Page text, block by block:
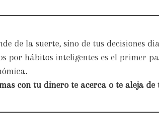
de la suerte, sino de tus decisiones
por hábitos inteligentes es el primer
con tu dinero te acerca o te aleja de